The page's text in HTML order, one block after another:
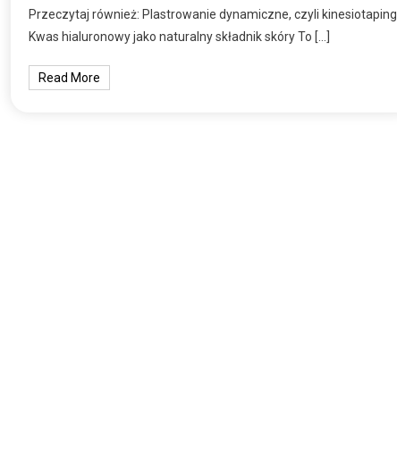
Przeczytaj również: Plastrowanie dynamiczne, czyli kinesiotaping
Kwas hialuronowy jako naturalny składnik skóry To […]
Read More